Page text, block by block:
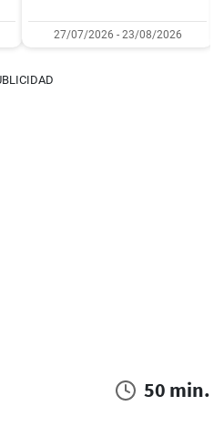
27/07/2026 - 23/08/2026
50 min.